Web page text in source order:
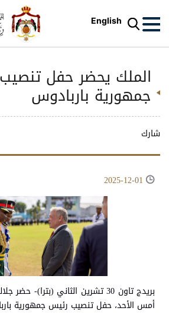
English
الملك يحضر حفل
جمهورية باربادوس
شارك
بريدج تاون 30 تشرين الثاني (بترا)-
أمس الأحد، حفل تنصيب رئيس جمهورية